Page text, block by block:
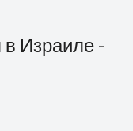
Израиле -